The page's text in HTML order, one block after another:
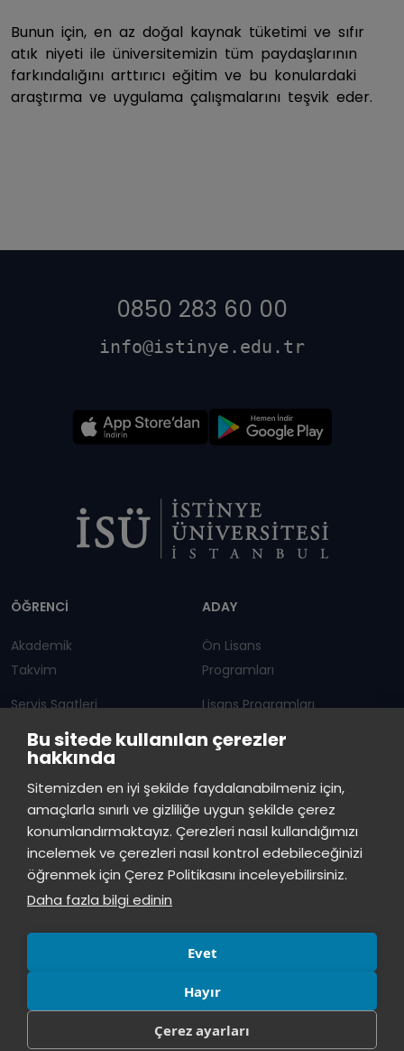
Bu sitede kullanılan çerezler
hakkında
Sitemizden en iyi şekilde faydalanabilmeniz için,
amaçlarla sınırlı ve gizliliğe uygun şekilde çerez
konumlandırmaktayız. Çerezleri nasıl kullandığımızı
incelemek ve çerezleri nasıl kontrol edebileceğinizi
öğrenmek için Çerez Politikasını inceleyebilirsiniz.
Daha fazla bilgi edinin
Evet
Hayır
Çerez ayarları
Bunun için, en az doğal kaynak tüketimi ve sıfır
atık niyeti ile üniversitemizin tüm paydaşlarının
farkındalığını arttırıcı eğitim ve bu konulardaki
araştırma ve uygulama çalışmalarını teşvik eder.
0850 283 60 00
info@istinye.edu.tr
ÖĞRENCİ
Akademik
Takvim
Servis Saatleri
Duyurular
ADAY
Ön Lisans
Programları
Lisans Programları
Lisansüstü
İSTİNYE
Basın
Kiti
İhaleler İstinye Post Kampüslerimiz
© Tüm hakları saklıdır, İstinye Üniversitesi
çevrimiçi
İstinye Üniversitesi
Merhaba! Size nasıl yardımcı
olabilirim?